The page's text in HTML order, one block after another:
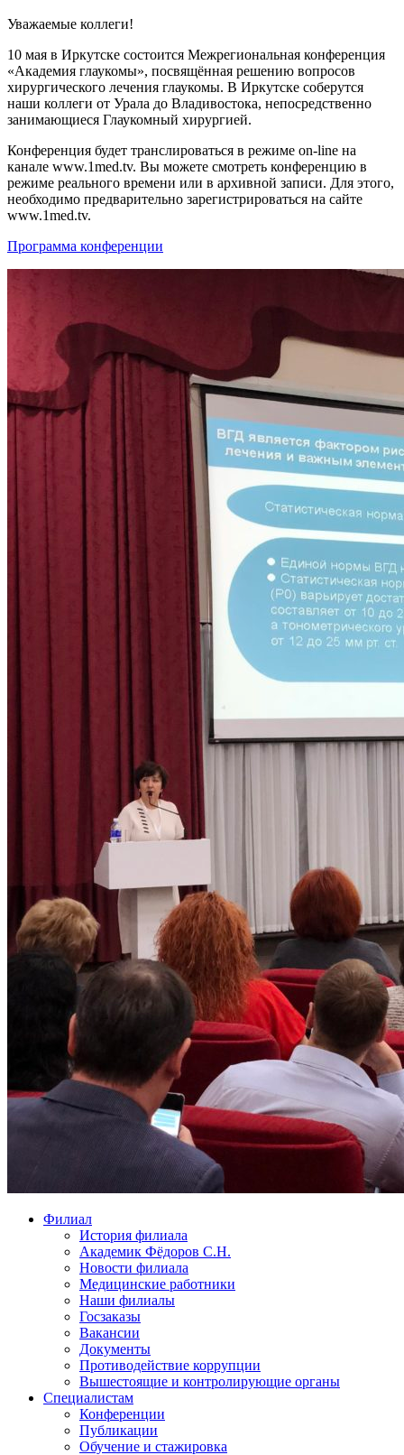
Уважаемые коллеги!
10 мая в Иркутске состоится Межрегиональная конференция
«Академия глаукомы», посвящённая решению вопросов
хирургического лечения глаукомы. В Иркутске соберутся
наши коллеги от Урала до Владивостока, непосредственно
занимающиеся Глаукомный хирургией.
Конференция будет транслироваться в режиме on-line на
канале www.1med.tv. Вы можете смотреть конференцию в
режиме реального времени или в архивной записи. Для этого,
необходимо предварительно зарегистрироваться на сайте
www.1med.tv.
Программа конференции
Филиал
История филиала
Академик Фёдоров С.Н.
Новости филиала
Медицинские работники
Наши филиалы
Госзаказы
Вакансии
Документы
Противодействие коррупции
Вышестоящие и контролирующие органы
Специалистам
Конференции
Публикации
Обучение и стажировка